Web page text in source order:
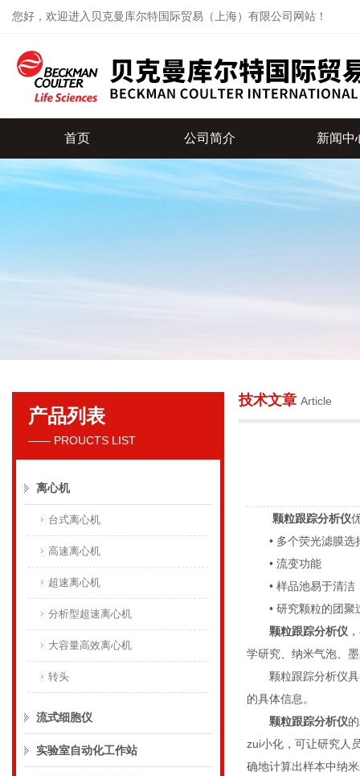
您好，欢迎进入贝克曼库尔特国际贸易（上海）有限公司网站！
贝克曼库尔特国际贸易（上海）有限公司
首页 公司简介 新闻中
产品列表
—— PROUCTS LIST
离心机
台式离心机
高速离心机
超速离心机
分析型超速离心机
大容量高效离心机
转头
流式细胞仪
实验室自动化工作站
技术文章 Article
颗粒跟踪分析仪
• 多个荧光滤膜选
• 流变功能
• 样品池易于清洁
• 研究颗粒的团聚
颗粒跟踪分析仪
学研究、纳米气泡、
颗粒跟踪分析仪具
的具体信息。
颗粒跟踪分析仪
zui小化，可让研究人
确地计算出样本中纳